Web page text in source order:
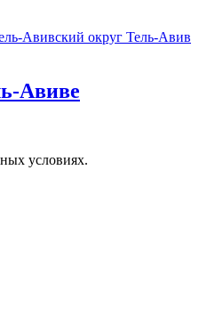
Авивский округ Тель-Авив
Авиве
условиях.